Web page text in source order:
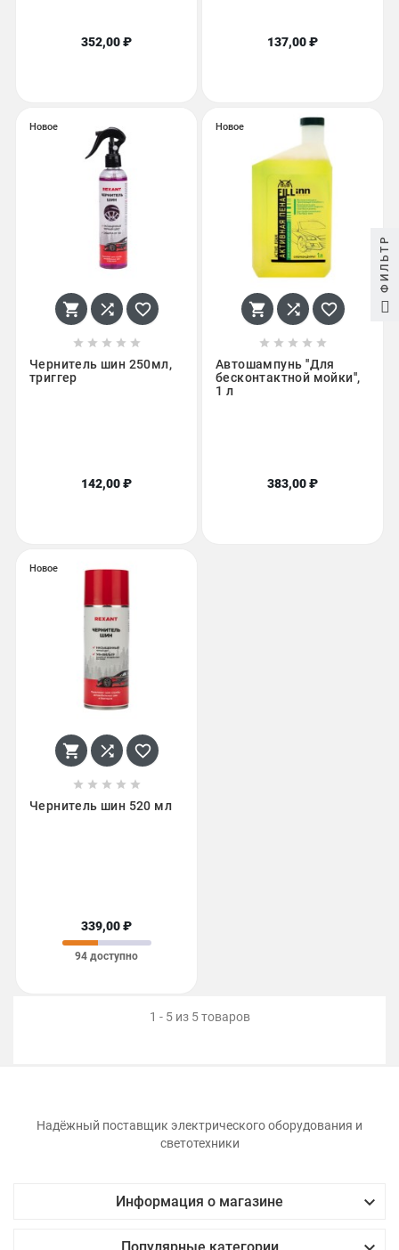
352,00 ₽ 137,00 ₽
Новое
  
    
Чернитель шин 250мл,
триггер
142,00 ₽
Новое
  
    
Автошампунь ''Для
бесконтактной мойки'',
1 л
383,00 ₽
Новое
  
    
Чернитель шин 520 мл
339,00 ₽
94 доступно
1 - 5 из 5 товаров
Надёжный поставщик электрического оборудования и
светотехники
Информация о магазине 
ФИЛЬТР